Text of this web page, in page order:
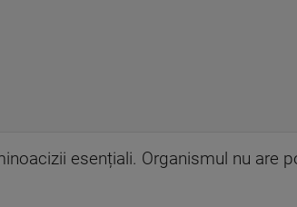
esențiali. Organismul nu are